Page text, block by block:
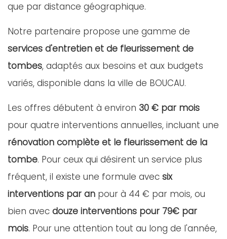
que par distance géographique.
Notre partenaire propose une gamme de
services d'entretien et de fleurissement de
tombes, adaptés aux besoins et aux budgets
variés, disponible dans la ville de BOUCAU.
Les offres débutent à environ 30 € par mois
pour quatre interventions annuelles, incluant une
rénovation complète et le fleurissement de la
tombe. Pour ceux qui désirent un service plus
fréquent, il existe une formule avec six
interventions par an pour à 44 € par mois, ou
bien avec douze interventions pour 79€ par
mois. Pour une attention tout au long de l'année,